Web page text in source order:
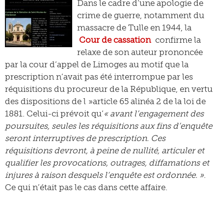
Dans le cadre d’une apologie de
crime de guerre, notamment du
massacre de Tulle en 1944, la
Cour de cassation confirme la
relaxe de son auteur prononcée
par la cour d’appel de Limoges au motif que la
prescription n’avait pas été interrompue par les
réquisitions du procureur de la République, en vertu
des dispositions de l »article 65 alinéa 2 de la loi de
1881. Celui-ci prévoit qu’« avant l’engagement des
poursuites, seules les réquisitions aux fins d’enquête
seront interruptives de prescription. Ces
réquisitions devront, à peine de nullité, articuler et
qualifier les provocations, outrages, diffamations et
injures à raison desquels l’enquête est ordonnée. ».
Ce qui n’était pas le cas dans cette affaire.